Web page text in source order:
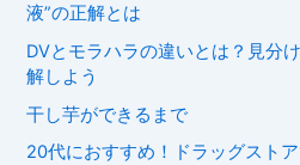
液”の正解とは
DVとモラハラの違いとは？見分
解しよう
干し芋ができるまで
20代におすすめ！ドラッグスト